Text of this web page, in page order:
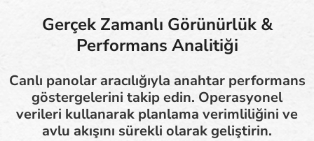
Gerçek Zamanlı Görünürlük &
Performans Analitiği
Canlı panolar aracılığıyla anahtar performans
göstergelerini takip edin. Operasyonel
verileri kullanarak planlama verimliliğini ve
avlu akışını sürekli olarak geliştirin.